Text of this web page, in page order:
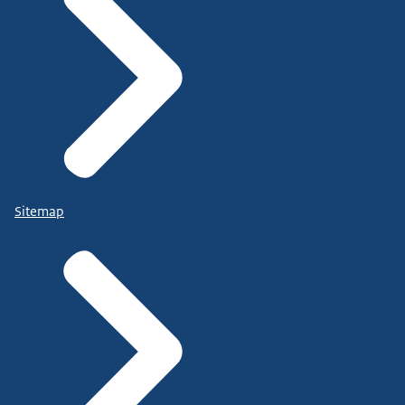
Sitemap